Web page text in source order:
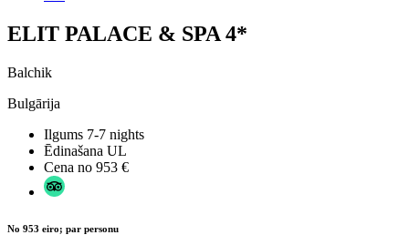
ELIT PALACE & SPA 4*
Balchik
Bulgārija
Ilgums 7-7 nights
Ēdinašana UL
Cena no 953 €
No 953 eiro; par personu